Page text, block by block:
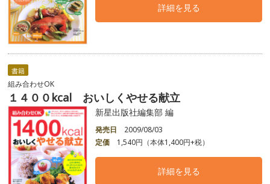
詳細を見る
書籍
組み合わせOK
１４００kcal おいしくやせる献立
新星出版社編集部 編
発売日
2009/08/03
定価
1,540円（本体1,400円+税）
詳細を見る